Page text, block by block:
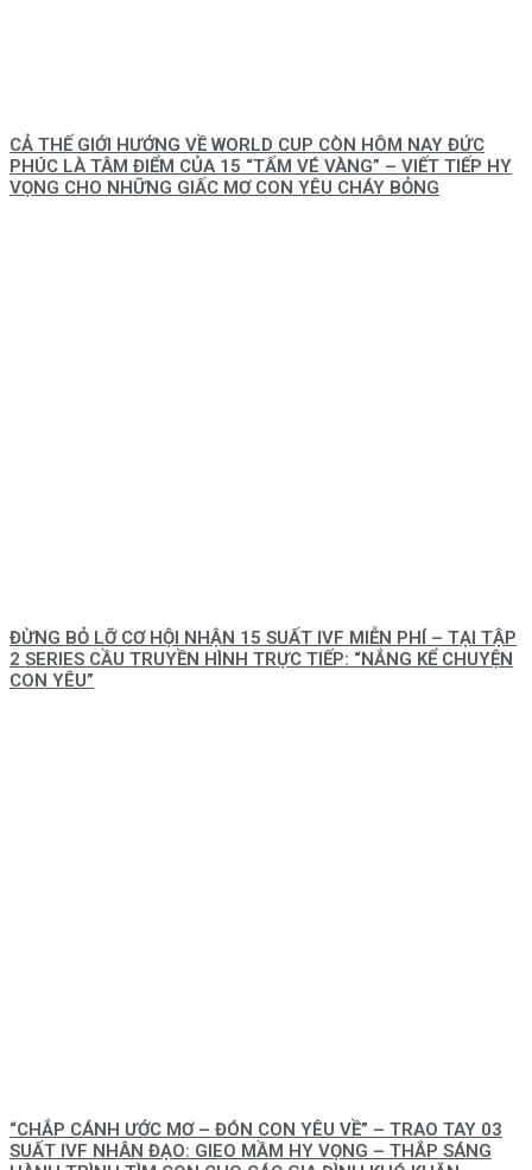
CẢ THẾ GIỚI HƯỚNG VỀ WORLD CUP CÒN HÔM NAY ĐỨC
PHÚC LÀ TÂM ĐIỂM CỦA 15 “TẤM VÉ VÀNG” – VIẾT TIẾP HY
VỌNG CHO NHỮNG GIẤC MƠ CON YÊU CHÁY BỎNG
ĐỪNG BỎ LỠ CƠ HỘI NHẬN 15 SUẤT IVF MIỄN PHÍ – TẠI TẬP
2 SERIES CẦU TRUYỀN HÌNH TRỰC TIẾP: “NẮNG KỂ CHUYỆN
CON YÊU”
“CHẮP CÁNH ƯỚC MƠ – ĐÓN CON YÊU VỀ” – TRAO TAY 03
SUẤT IVF NHÂN ĐẠO: GIEO MẦM HY VỌNG – THẮP SÁNG